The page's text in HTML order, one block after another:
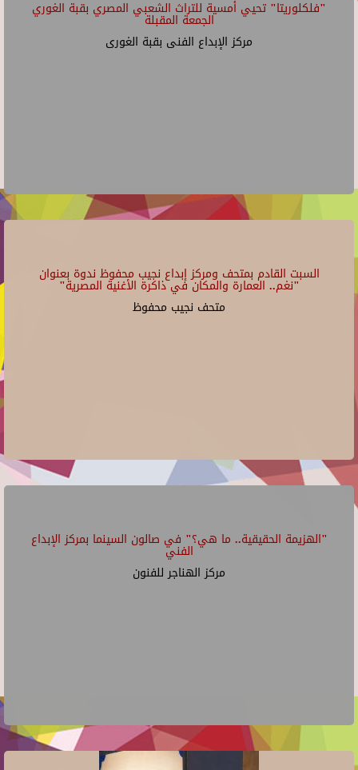
"فلكلوريتا" تحيي أمسية للتراث الشعبي المصري بقبة الغوري
الجمعة المقبلة
مركز الإبداع الفنى بقبة الغورى
السبت القادم بمتحف ومركز إبداع نجيب محفوظ ندوة بعنوان
"نغم.. العمارة والمكان في ذاكرة الأغنية المصرية"
متحف نجيب محفوظ
"الهزيمة الحقيقية.. ما هي؟" في صالون السينما بمركز الإبداع
الفني
مركز الهناجر للفنون